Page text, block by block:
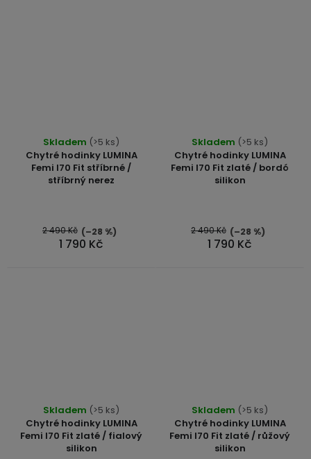
Chytré hodinky LUMINA
Femi I70 Fit stříbrné /
stříbrný nerez
hodnocení
produktu
je
5
hvězdiček.
Skladem (>5 ks)
1 790 Kč
2 490 Kč (–28 %)
Chytré hodinky LUMINA
Femi I70 Fit zlaté / bordó
silikon
Skladem (>5 ks)
1 790 Kč
2 490 Kč (–28 %)
Chytré hodinky LUMINA
Femi I70 Fit zlaté / fialový
silikon
Skladem (>5 ks)
Chytré hodinky LUMINA
Femi I70 Fit zlaté / růžový
silikon
Skladem (>5 ks)